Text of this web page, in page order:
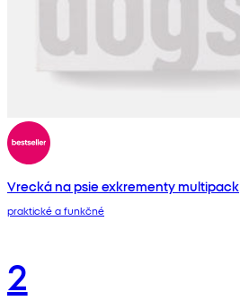
Vrecká na psie exkrementy multipack
praktické a funkčné
2